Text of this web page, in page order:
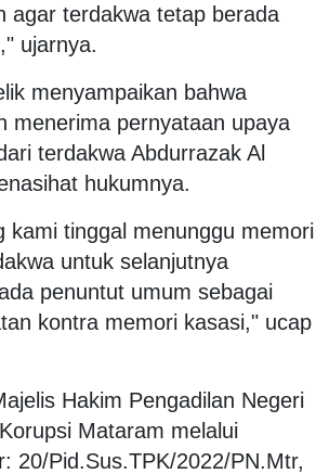
agar terdakwa tetap berada
ujarnya.
menyampaikan bahwa
menerima pernyataan upaya
terdakwa Abdurrazak Al
hukumnya.
kami tinggal menunggu memori
untuk selanjutnya
penuntut umum sebagai
kontra memori kasasi," ucap
Hakim Pengadilan Negeri
Mataram melalui
20/Pid.Sus.TPK/2022/PN.Mtr,